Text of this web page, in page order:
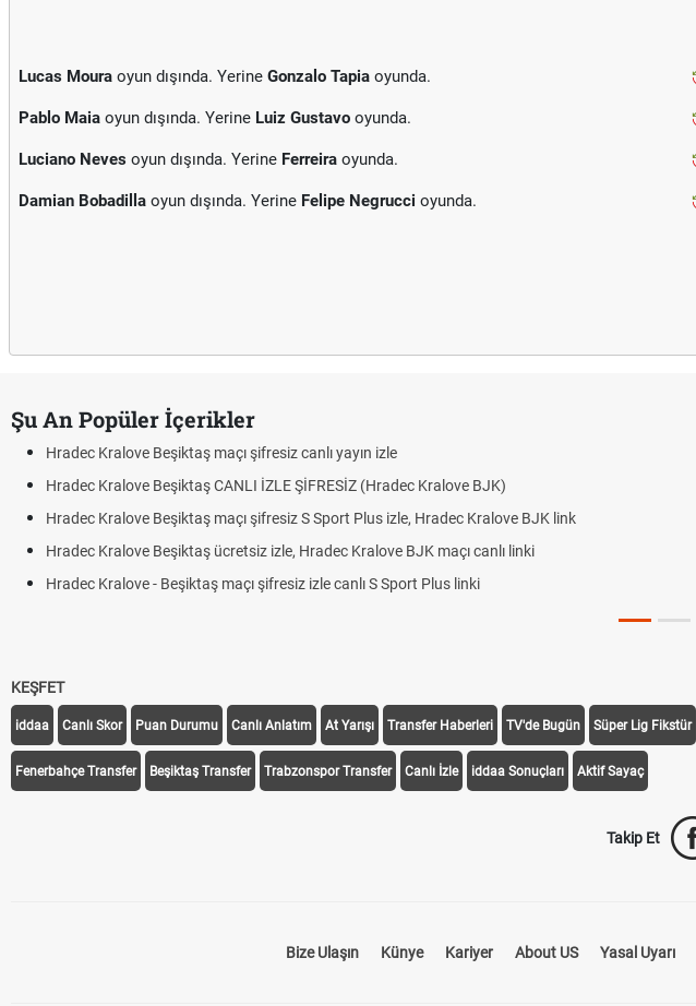
Lucas Moura oyun dışında. Yerine Gonzalo Tapia oyunda.
Pablo Maia oyun dışında. Yerine Luiz Gustavo oyunda.
Luciano Neves oyun dışında. Yerine Ferreira oyunda.
Damian Bobadilla oyun dışında. Yerine Felipe Negrucci oyunda.
Şu An Popüler İçerikler
Hradec Kralove Beşiktaş maçı şifresiz canlı yayın izle
Hradec Kralove Beşiktaş CANLI İZLE ŞİFRESİZ (Hradec Kralove BJK)
Hradec Kralove Beşiktaş maçı şifresiz S Sport Plus izle, Hradec Kralove BJK link
Hradec Kralove Beşiktaş ücretsiz izle, Hradec Kralove BJK maçı canlı linki
Hradec Kralove - Beşiktaş maçı şifresiz izle canlı S Sport Plus linki
KEŞFET
iddaa Canlı Skor Puan Durumu Canlı Anlatım At Yarışı Transfer Haberleri TV'de Bugün Süper Lig Fikstür
Fenerbahçe Transfer Beşiktaş Transfer Trabzonspor Transfer Canlı İzle iddaa Sonuçları Aktif Sayaç
Takip Et
Bize Ulaşın Künye Kariyer About US Yasal Uyarı